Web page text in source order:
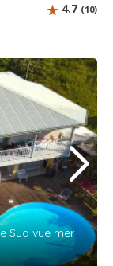
4.7 (10)
Sud vue mer